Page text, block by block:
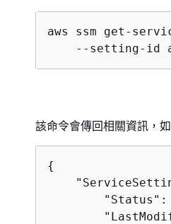
aws ssm get-
--setting-id
該命令會傳回相關資訊，
{
"Status":